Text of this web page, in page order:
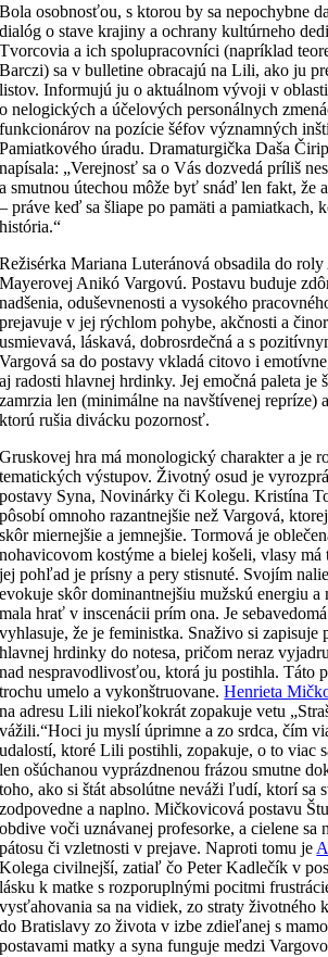
Bola osobnosťou, s ktorou by sa nepochybne
dialóg o stave krajiny a ochrany kultúrneho
Tvorcovia a ich spolupracovníci (napríklad
Barczi) sa v bulletine obracajú na Lili, ako ju
listov. Informujú ju o aktuálnom vývoji v
o nelogických a účelových personálnych
funkcionárov na pozície šéfov významných
Pamiatkového úradu. Dramaturgička Daša
napísala: „Verejnosť sa o Vás dozvedá príliš
a smutnou útechou môže byť snáď len fakt, že
– práve keď sa šliape po pamäti a pamiatkach,
história.“
Režisérka Mariana Luteránová obsadila do
Mayerovej Anikó Vargovú. Postavu buduje
nadšenia, oduševnenosti a vysokého
prejavuje v jej rýchlom pohybe, akčnosti a
usmievavá, láskavá, dobrosrdečná a s
Vargová sa do postavy vkladá citovo i
aj radosti hlavnej hrdinky. Jej emočná paleta je
zamrzia len (minimálne na navštívenej repríze)
ktorú rušia divácku pozornosť.
Gruskovej hra má monologický charakter a je
tematických výstupov. Životný osud je
postavy Syna, Novinárky či Kolegu. Kristína
pôsobí omnoho razantnejšie než Vargová,
skôr miernejšie a jemnejšie. Tormová je
nohavicovom kostýme a bielej košeli, vlasy má
jej pohľad je prísny a pery stisnuté. Svojím
evokuje skôr dominantnejšiu mužskú energiu a
mala hrať v inscenácii prím ona. Je
vyhlasuje, že je feministka. Snaživo si zapisuje
hlavnej hrdinky do notesa, pričom neraz
nad nespravodlivosťou, ktorá ju postihla. Táto
trochu umelo a vykonštruovane.Henrieta
na adresu Lili niekoľkokrát zopakuje vetu
vážili.“Hoci ju myslí úprimne a zo srdca, čím
udalostí, ktoré Lili postihli, zopakuje, o to viac
len ošúchanou vyprázdnenou frázou smutne
toho, ako si štát absolútne neváži ľudí, ktorí sa
zodpovedne a naplno. Mičkovicová postavu
obdive voči uznávanej profesorke, a cielene sa
pátosu či vzletnosti v prejave. Naproti tomu je
Kolega civilnejší, zatiaľ čo Peter Kadlečík v
lásku k matke s rozporuplnými pocitmi
vysťahovania sa na vidiek, zo straty životného
do Bratislavy zo života v izbe zdieľanej s
postavami matky a syna funguje medzi